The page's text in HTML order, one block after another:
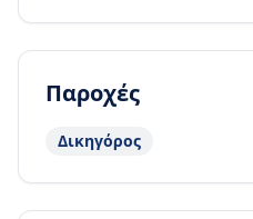
Παροχές
Δικηγόρος